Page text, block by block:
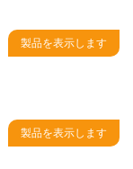
製品を表示します
製品を表示します